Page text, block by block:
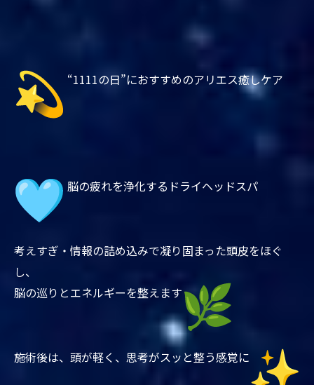
“1111の日”におすすめのアリエス癒しケア
脳の疲れを浄化するドライヘッドスパ
考えすぎ・情報の詰め込みで凝り固まった頭皮をほぐ
し、
脳の巡りとエネルギーを整えます
施術後は、頭が軽く、思考がスッと整う感覚に